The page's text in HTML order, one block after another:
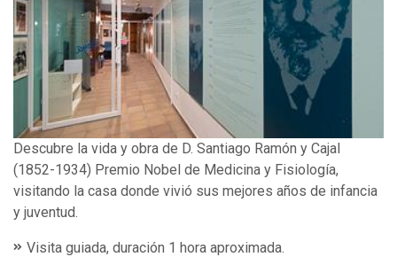
Descubre la vida y obra de D. Santiago Ramón y Cajal
(1852-1934) Premio Nobel de Medicina y Fisiología,
visitando la casa donde vivió sus mejores años de infancia
y juventud.
Visita guiada, duración 1 hora aproximada.